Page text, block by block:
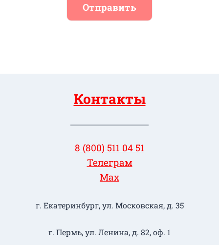
Отправить
Контакты
8 (800) 511 04 51
Телеграм
Max
г. Екатеринбург, ул. Московская, д. 35
г. Пермь, ул. Ленина, д. 82, оф. 1